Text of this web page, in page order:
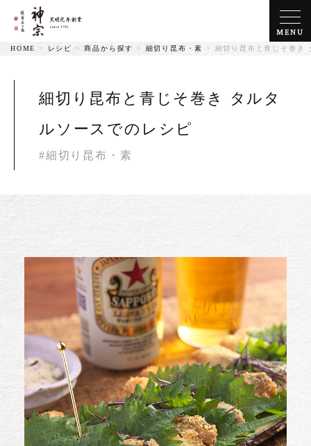
MENU
HOME > レシピ >商品から探す > 細切り昆布・素 > 細切り昆布と青じそ巻き
細切り昆布と青じそ巻き タルタ
ルソースでのレシピ
#細切り昆布・素